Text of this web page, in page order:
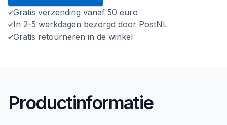
Gratis verzending vanaf 50 euro
In 2-5 werkdagen bezorgd door PostNL
Gratis retourneren in de winkel
Productinformatie